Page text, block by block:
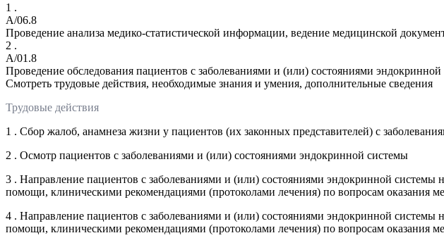
1 .
A/06.8
Проведение анализа медико-статистической информации, ведение медицинской
2 .
A/01.8
Проведение обследования пациентов с заболеваниями и (или) состояниями
Смотреть трудовые действия, необходимые знания и умения, дополнительные сведения
Трудовые действия
1 . Сбор жалоб, анамнеза жизни у пациентов (их законных представителей) с
2 . Осмотр пациентов с заболеваниями и (или) состояниями эндокринной системы
3 . Направление пациентов с заболеваниями и (или) состояниями эндокринной
помощи, клиническими рекомендациями (протоколами лечения) по вопросам оказания
4 . Направление пациентов с заболеваниями и (или) состояниями эндокринной системы
помощи, клиническими рекомендациями (протоколами лечения) по вопросам оказания